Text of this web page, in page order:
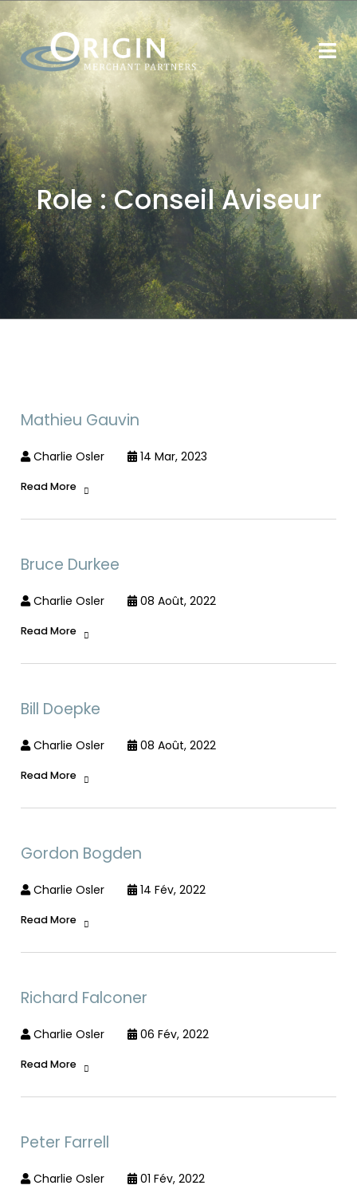
Role :Conseil Aviseur
Mathieu Gauvin
Charlie Osler 14 Mar, 2023
Read More
Bruce Durkee
Charlie Osler 08 Août, 2022
Read More
Bill Doepke
Charlie Osler 08 Août, 2022
Read More
Gordon Bogden
Charlie Osler 14 Fév, 2022
Read More
Richard Falconer
Charlie Osler 06 Fév, 2022
Read More
Peter Farrell
Charlie Osler 01 Fév, 2022